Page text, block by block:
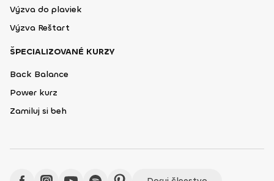
Výzva do plaviek
Výzva Reštart
ŠPECIALIZOVANÉ KURZY
Back Balance
Power kurz
Zamiluj si beh